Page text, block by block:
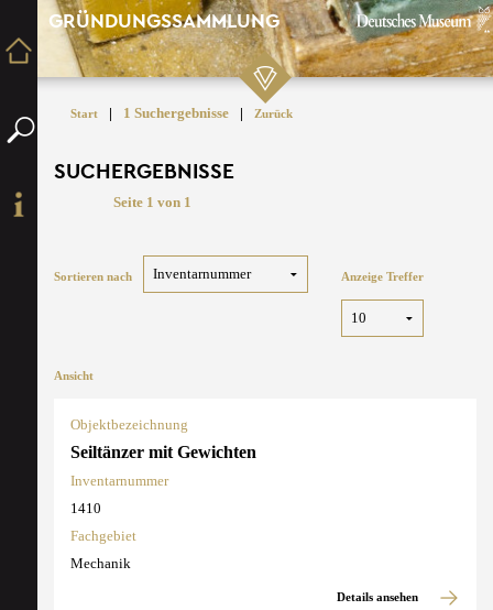
GRÜNDUNGSSAMMLUNG
Start | 1 Suchergebnisse | Zurück
SUCHERGEBNISSE
Seite 1 von 1
Sortieren nach Anzeige Treffer
Ansicht
Objektbezeichnung
Seiltänzer mit Gewichten
Inventarnummer
1410
Fachgebiet
Mechanik
Details ansehen